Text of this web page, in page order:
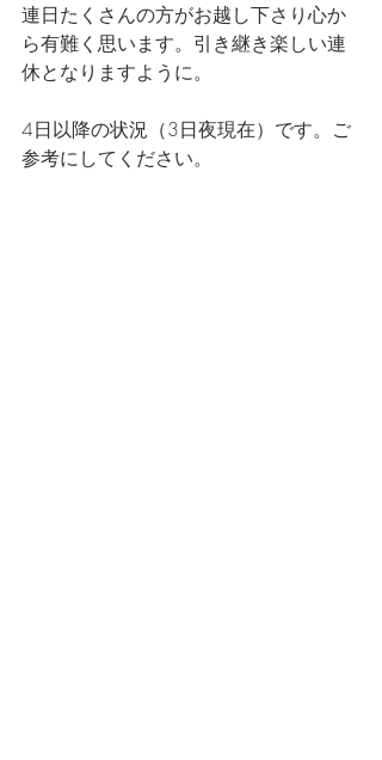
連日たくさんの方がお越し下さり心か
ら有難く思います。引き継き楽しい連
休となりますように。
4日以降の状況（3日夜現在）です。ご
参考にしてください。